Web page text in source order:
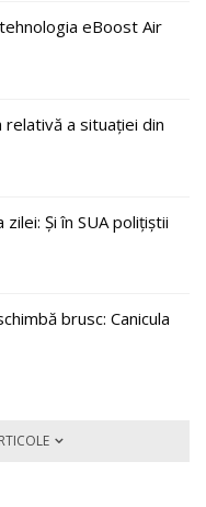
eBoost Air
relativă a situației din
Și în SUA polițiștii
brusc: Canicula